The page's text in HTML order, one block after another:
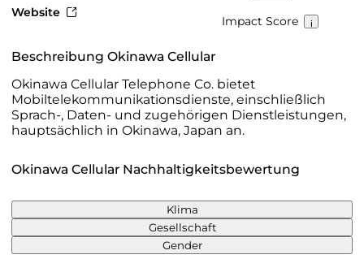
Website
Impact Score
Beschreibung Okinawa Cellular
Okinawa Cellular Telephone Co. bietet
Mobiltelekommunikationsdienste, einschließlich
Sprach-, Daten- und zugehörigen Dienstleistungen,
hauptsächlich in Okinawa, Japan an.
Okinawa Cellular Nachhaltigkeitsbewertung
Klima
Gesellschaft
Gender